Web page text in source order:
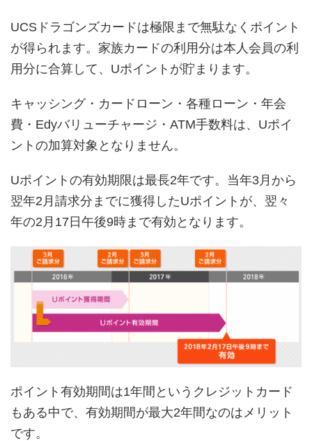
UCSドラゴンズカードは極限まで無駄なくポイント
が得られます。家族カードの利用分は本人会員の利
用分に合算して、Uポイントが貯まります。
キャッシング・カードローン・各種ローン・年会
費・Edyバリューチャージ・ATM手数料は、Uポイ
ントの加算対象となりません。
Uポイントの有効期限は最長2年です。当年3月から
翌年2月請求分までに獲得したUポイントが、翌々
年の2月17日午後9時まで有効となります。
ポイント有効期間は1年間というクレジットカード
もある中で、有効期間が最大2年間なのはメリット
です。